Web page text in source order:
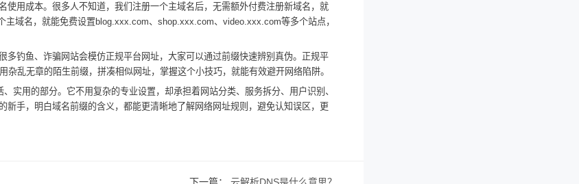
使用成本。很多人不知道，我们注册一个主域名后，无需额外付费注册新域名，就
域名，就能免费设置blog.xxx.com、shop.xxx.com、video.xxx.com等多个站点，
钓鱼、诈骗网站会模仿正规平台网址，大家可以通过前缀快速辨别真伪。正规平
乱无章的陌生前缀，拼凑相似网址，掌握这个小技巧，就能有效避开网络陷阱。
实用的部分。它不用复杂的专业设置，却承担着网站分类、服务拆分、用户识别、
手，明白域名前缀的含义，都能更清晰地了解网络网址规则，避免认知误区，更